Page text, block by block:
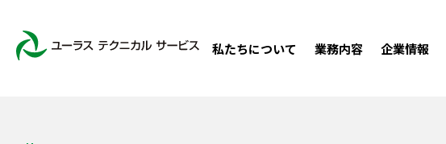
私たちについて 業務内容 企業情報